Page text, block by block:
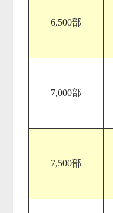
6,500部
7,000部
7,500部